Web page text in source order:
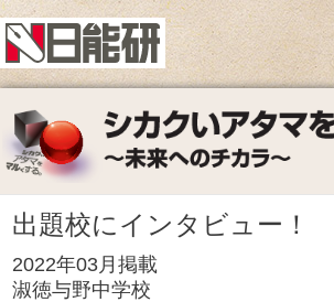
出題校にインタビュー！
2022年03月掲載
淑徳与野中学校